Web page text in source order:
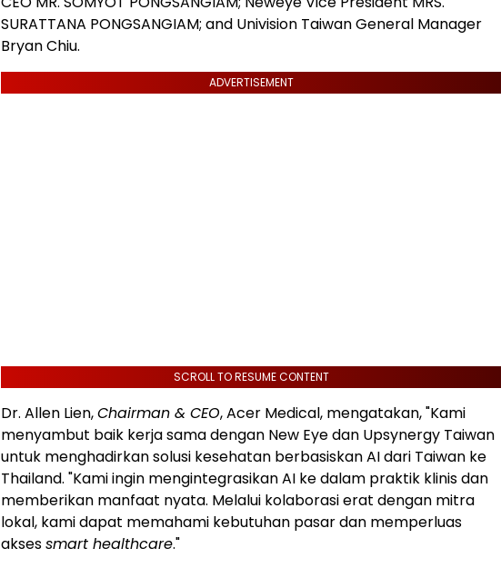
SURATTANA PONGSANGIAM; and Univision Taiwan General Manager
Bryan Chiu.
ADVERTISEMENT
SCROLL TO RESUME CONTENT
Dr. Allen Lien,Chairman & CEO, Acer Medical, mengatakan, "Kami
menyambut baik kerja sama dengan New Eye dan Upsynergy Taiwan
untuk menghadirkan solusi kesehatan berbasiskan AI dari Taiwan ke
Thailand. "Kami ingin mengintegrasikan AI ke dalam praktik klinis dan
memberikan manfaat nyata. Melalui kolaborasi erat dengan mitra
lokal, kami dapat memahami kebutuhan pasar dan memperluas
aksessmart healthcare."